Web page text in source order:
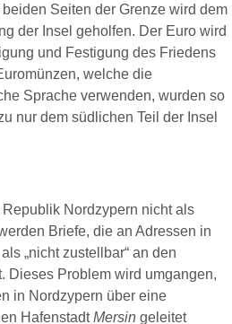
Seiten der Grenze wird dem
der Insel geholfen. Der Euro wird
und Festigung des Friedens
welche die
Sprache verwenden, wurden so
nur dem südlichen Teil der Insel
Nordzypern nicht als
Briefe, die an Adressen in
„nicht zustellbar“ an den
Dieses Problem wird umgangen,
in Nordzypern über eine
HafenstadtMersin geleitet